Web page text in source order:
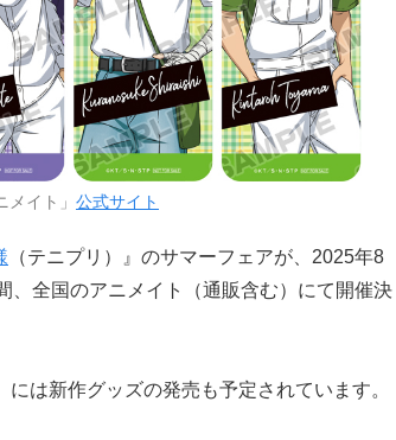
メイト」 公式サイト
（テニプリ）』のサマーフェアが、2025年8
、全国のアニメイト（通販含む）にて開催決
は新作グッズの発売も予定されています。